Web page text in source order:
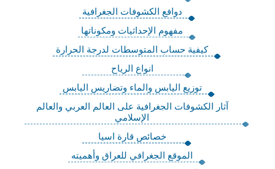
دوافع الكشوفات الجغرافية
مفهوم الإحداثيات ومكوناتها
كيفية حساب المتوسطات لدرجة الحرارة
انواع الرياح
توزيع اليابس والماء وتضاريس اليابس
آثار الكشوفات الجغرافية على العالم العربي والعالم
الإسلامي
خصائص قارة اسيا
الموقع الجغرافي للعراق وأهميته